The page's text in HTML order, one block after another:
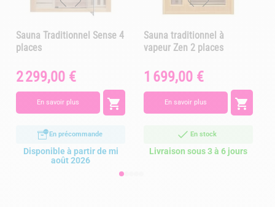
Sauna Traditionnel Sense 4
places
Prix
2 299,00 €
En savoir plus 
En précommande
Disponible à partir de mi
août 2026
Sauna traditionnel à
vapeur Zen 2 places
Prix
1 699,00 €
En savoir plus 
En stock
Livraison sous 3 à 6 jours